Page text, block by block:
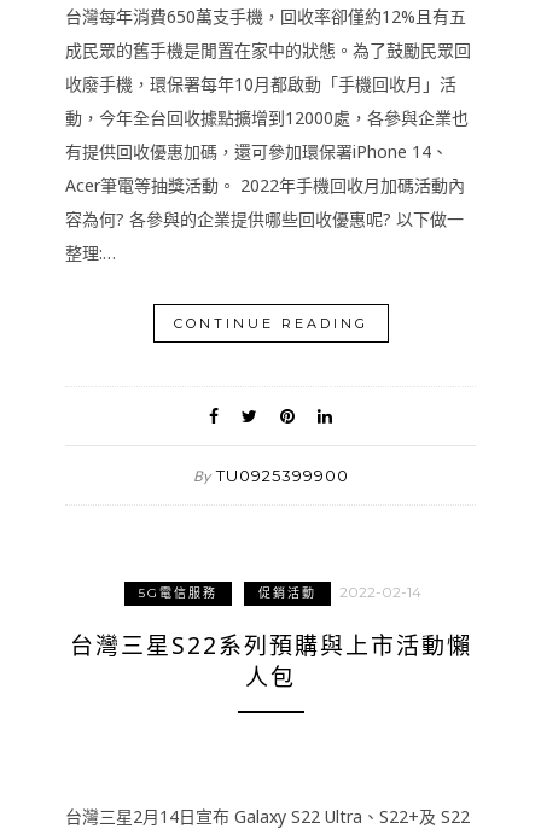
台灣每年消費650萬支手機，回收率卻僅約12%且有五
成民眾的舊手機是閒置在家中的狀態。為了鼓勵民眾回
收廢手機，環保署每年10月都啟動「手機回收月」活
動，今年全台回收據點擴增到12000處，各參與企業也
有提供回收優惠加碼，還可參加環保署iPhone 14、
Acer筆電等抽獎活動。 2022年手機回收月加碼活動內
容為何? 各參與的企業提供哪些回收優惠呢? 以下做一
整理:…
CONTINUE READING
By TU0925399900
5G電信服務 促銷活動 2022-02-14
台灣三星S22系列預購與上市活動懶
人包
台灣三星2月14日宣布 Galaxy S22 Ultra、S22+及 S22